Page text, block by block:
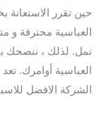
حين تقرر الاستعانة
العباسية محترفة
نمل. لذلك ، ننصحك
العباسية أوامرك.
الشركة الافضل